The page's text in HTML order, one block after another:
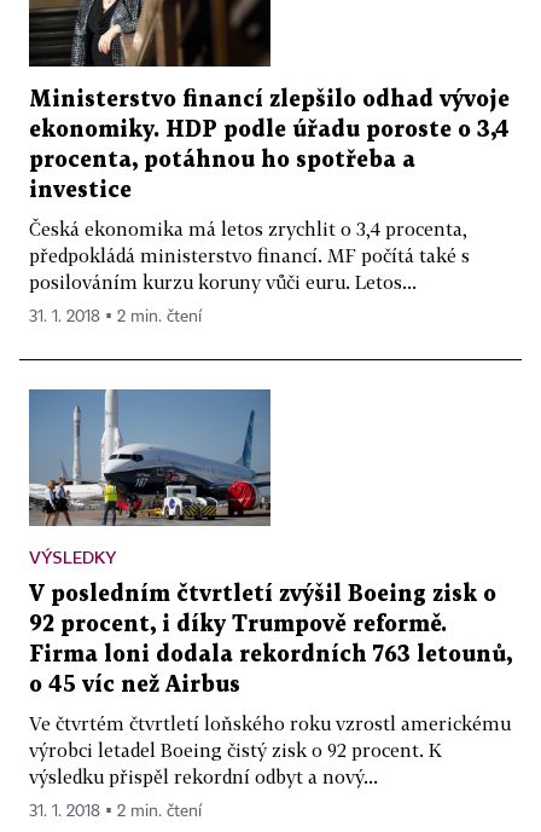
Ministerstvo financí zlepšilo odhad vývoje
ekonomiky. HDP podle úřadu poroste o 3,4
procenta, potáhnou ho spotřeba a
investice
Česká ekonomika má letos zrychlit o 3,4 procenta,
předpokládá ministerstvo financí. MF počítá také s
posilováním kurzu koruny vůči euru. Letos...
31. 1. 2018 ▪ 2 min. čtení
VÝSLEDKY
V posledním čtvrtletí zvýšil Boeing zisk o
92 procent, i díky Trumpově reformě.
Firma loni dodala rekordních 763 letounů,
o 45 víc než Airbus
Ve čtvrtém čtvrtletí loňského roku vzrostl americkému
výrobci letadel Boeing čistý zisk o 92 procent. K
výsledku přispěl rekordní odbyt a nový...
31. 1. 2018 ▪ 2 min. čtení